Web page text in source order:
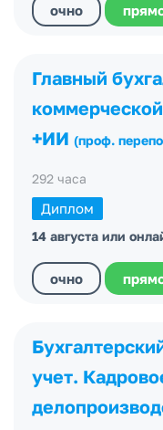
очно
Главный
+ИИ (проф.
292 часа
Диплом
14 августа или
очно
учет.